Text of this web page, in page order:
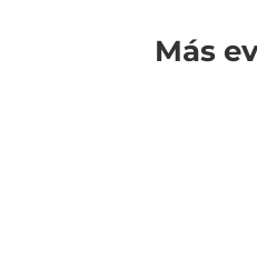
Más